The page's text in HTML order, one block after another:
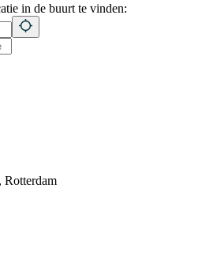
in de buurt te vinden:
Rotterdam